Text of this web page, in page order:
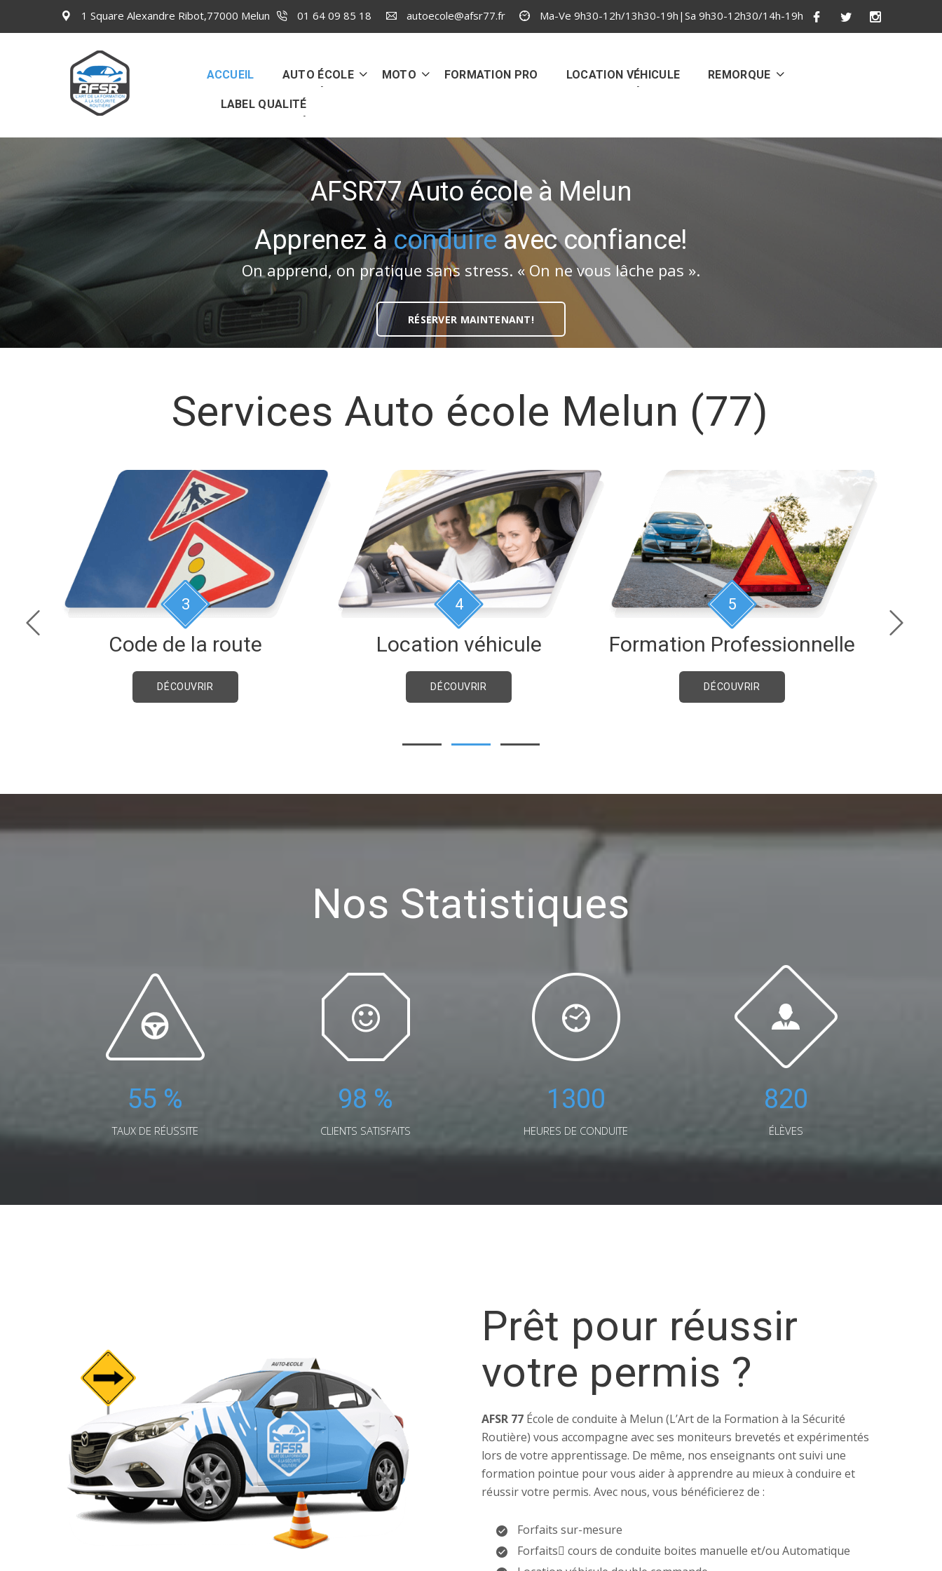
1 Square Alexandre Ribot,77000 Melun 01 64 09 85 18 autoecole@afsr77.fr Ma-Ve 9h30-12h/13h30-19h|Sa 9h30-12h30/14h-19h
ACCUEIL AUTO ÉCOLE MOTO FORMATION PRO LOCATION VÉHICULE REMORQUE
LABEL QUALITÉ
AFSR77 Auto école à Melun
Apprenez àconduireavec confiance!
On apprend, on pratique sans stress. « On ne vous lâche pas ».
RÉSERVER MAINTENANT!
Services Auto école Melun (77)
3
Code de la route
DÉCOUVRIR
4
Location véhicule
DÉCOUVRIR
5
Formation Professionnelle
DÉCOUVRIR
Nos Statistiques
55 %
TAUX DE RÉUSSITE
98 %
CLIENTS SATISFAITS
1300
HEURES DE CONDUITE
820
ÉLÈVES
Prêt pour réussir
votre permis ?
AFSR 77École de conduite à Melun (L’Art de la Formation à la Sécurité
Routière) vous accompagne avec ses moniteurs brevetés et expérimentés
lors de votre apprentissage. De même, nos enseignants ont suivi une
formation pointue pour vous aider à apprendre au mieux à conduire et
réussir votre permis. Avec nous, vous bénéficierez de :
Forfaits sur-mesure
Forfaits ِcours de conduite boites manuelle et/ou Automatique